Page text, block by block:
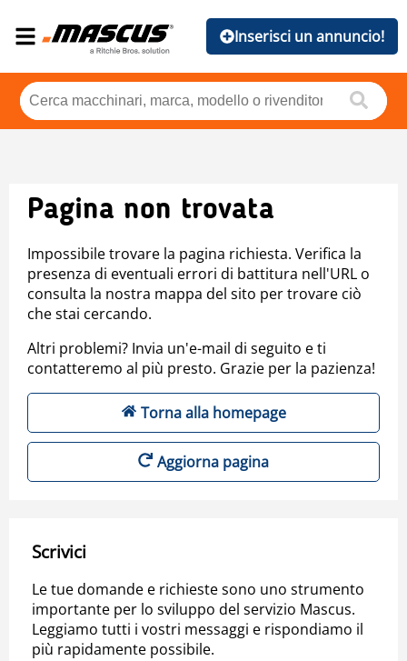
Inserisci un annuncio!
Pagina non trovata
Impossibile trovare la pagina richiesta. Verifica la
presenza di eventuali errori di battitura nell'URL o
consulta la nostra mappa del sito per trovare ciò
che stai cercando.
Altri problemi? Invia un'e-mail di seguito e ti
contatteremo al più presto. Grazie per la pazienza!
Torna alla homepage
Aggiorna pagina
Scrivici
Le tue domande e richieste sono uno strumento
importante per lo sviluppo del servizio Mascus.
Leggiamo tutti i vostri messaggi e rispondiamo il
più rapidamente possibile.